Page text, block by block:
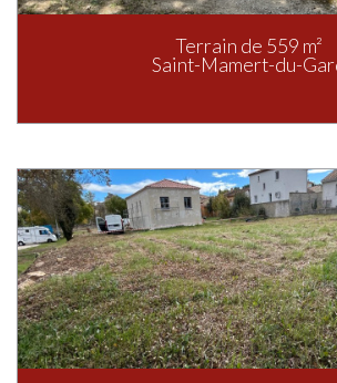
Terrain de 559 m²
Saint-Mamert-du-